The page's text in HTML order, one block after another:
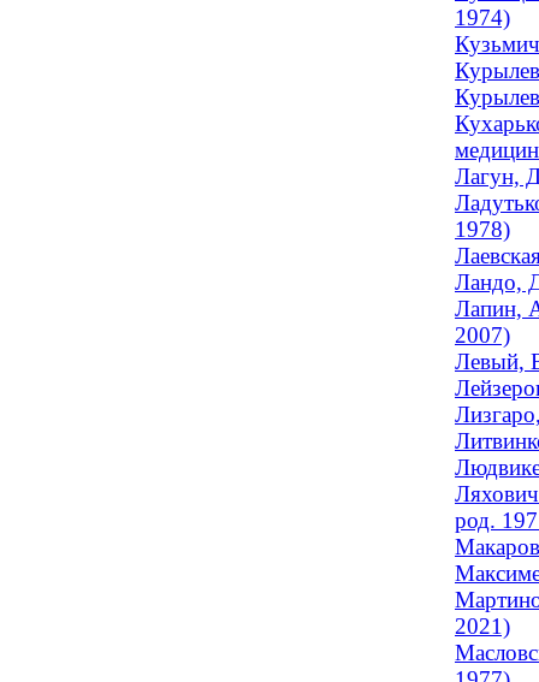
1974)
Лагун,
1978)
Ландо,
Лапин,
2007)
Левый,
род.
2021)